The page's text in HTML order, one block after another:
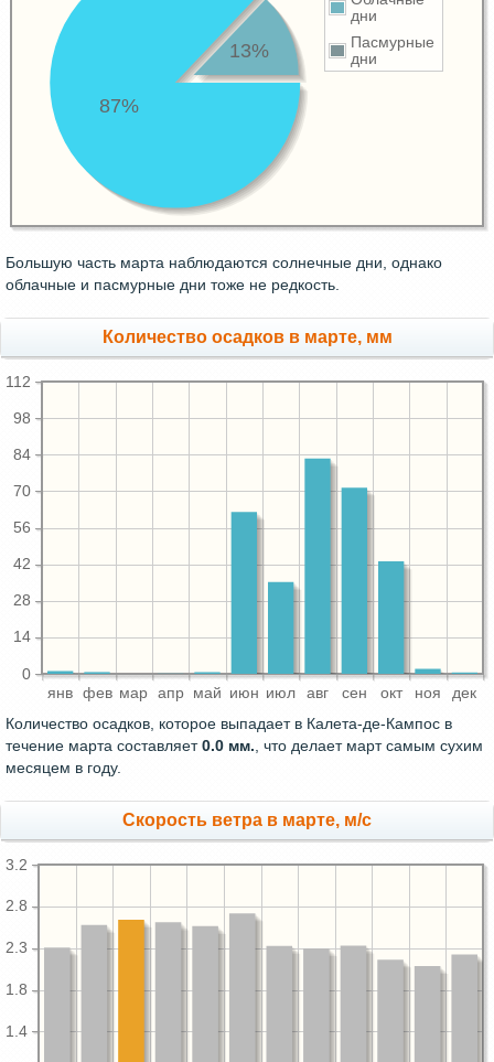
дни
Пасмурные
дни
87%
13%
Большую часть марта наблюдаются солнечные дни, однако
облачные и пасмурные дни тоже не редкость.
Количество осадков в марте, мм
янв фев мар апр май июн июл авг сен окт ноя дек
0
14
28
42
56
70
84
98
112
Количество осадков, которое выпадает в Калета-де-Кампос в
течение марта составляет0.0 мм. , что делает март самым сухим
месяцем в году.
Скорость ветра в марте, м/с
1.4
1.8
2.3
2.8
3.2